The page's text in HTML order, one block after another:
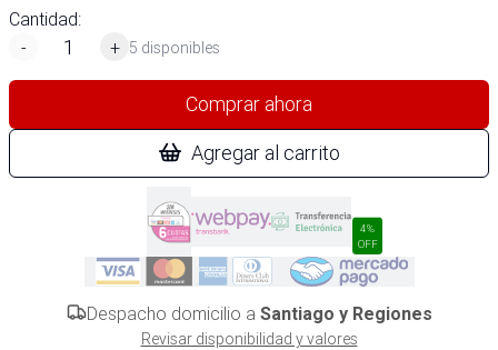
Cantidad:
-
+ 5 disponibles
Comprar ahora
Agregar al carrito
4%
OFF
Despacho domicilio a Santiago y Regiones
Revisar disponibilidad y valores